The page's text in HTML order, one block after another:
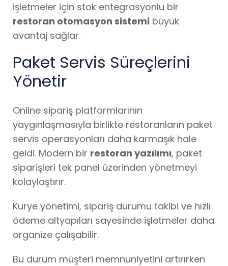
işletmeler için stok entegrasyonlu bir
restoran otomasyon sistemi büyük
avantaj sağlar.
Paket Servis Süreçlerini
Yönetir
Online sipariş platformlarının
yaygınlaşmasıyla birlikte restoranların paket
servis operasyonları daha karmaşık hale
geldi. Modern bir restoran yazılımı, paket
siparişleri tek panel üzerinden yönetmeyi
kolaylaştırır.
Kurye yönetimi, sipariş durumu takibi ve hızlı
ödeme altyapıları sayesinde işletmeler daha
organize çalışabilir.
Bu durum müşteri memnuniyetini artırırken